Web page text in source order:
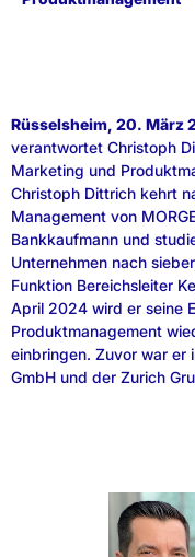
Rüsselsheim, 20. März
verantwortet Christoph
Marketing und
Christoph Dittrich kehrt
Management von
Bankkaufmann und
Unternehmen nach
Funktion Bereichsleiter
April 2024 wird er seine
Produktmanagement
einbringen. Zuvor war er
GmbH und der Zurich